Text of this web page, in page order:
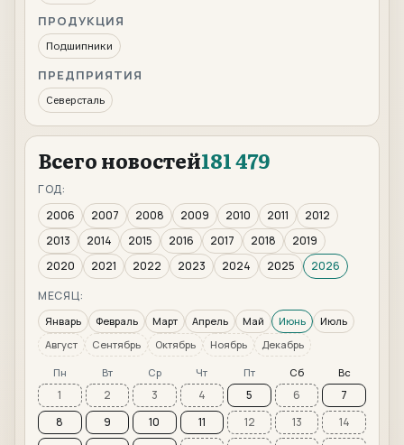
ПРОДУКЦИЯ
Подшипники
ПРЕДПРИЯТИЯ
Северсталь
Всего новостей181 479
ГОД:
2006
2007 2008 2009 2010 2011
2012
2013
2014 2015 2016 2017 2018
2019
2020
2021 2022 2023 2024 2025
2026
МЕСЯЦ:
Январь Февраль Март Апрель Май Июнь
Июль
Август
Сентябрь Октябрь Ноябрь Декабрь
Пн Вт Ср Чт Пт Сб Вс
1 2 3 4 5 6
7
8
9 10 11 12 13
14